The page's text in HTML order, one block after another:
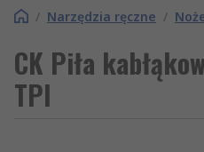
/ Narzędzia ręczne /
CK Piła
TPI